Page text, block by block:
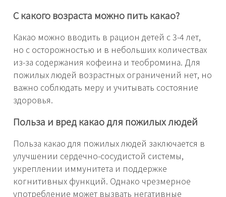
С какого возраста можно пить какао?
Какао можно вводить в рацион детей с 3-4 лет,
но с осторожностью и в небольших количествах
из-за содержания кофеина и теобромина. Для
пожилых людей возрастных ограничений нет, но
важно соблюдать меру и учитывать состояние
здоровья.
Польза и вред какао для пожилых людей
Польза какао для пожилых людей заключается в
улучшении сердечно-сосудистой системы,
укреплении иммунитета и поддержке
когнитивных функций. Однако чрезмерное
употребление может вызвать негативные